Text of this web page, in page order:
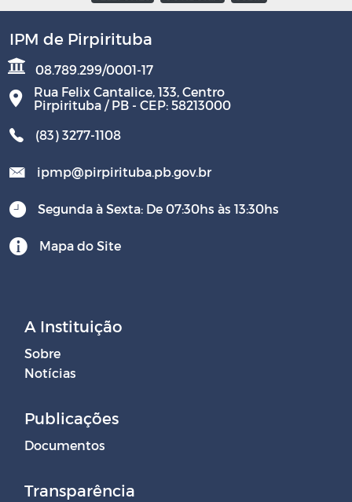
IPM de Pirpirituba
08.789.299/0001-17
Rua Felix Cantalice, 133, Centro
Pirpirituba / PB - CEP: 58213000
(83) 3277-1108
ipmp@pirpirituba.pb.gov.br
Segunda à Sexta: De 07:30hs às 13:30hs
Mapa do Site
A Instituição
Sobre
Notícias
Publicações
Documentos
Transparência